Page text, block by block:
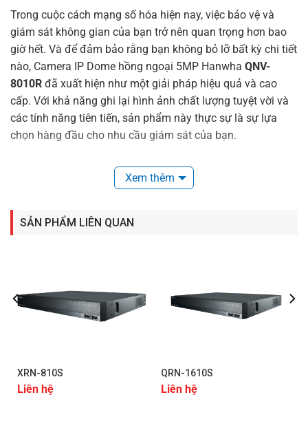
Trong cuộc cách mạng số hóa hiện nay, việc bảo vệ và
giám sát không gian của bạn trở nên quan trọng hơn bao
giờ hết. Và để đảm bảo rằng bạn không bỏ lỡ bất kỳ chi tiết
nào, Camera IP Dome hồng ngoại 5MP Hanwha QNV-
8010R đã xuất hiện như một giải pháp hiệu quả và cao
cấp. Với khả năng ghi lại hình ảnh chất lượng tuyệt vời và
các tính năng tiên tiến, sản phẩm này thực sự là sự lựa
chọn hàng đầu cho nhu cầu giám sát của bạn.
Xem thêm
SẢN PHẨM LIÊN QUAN
XRN-810S
Liên hệ
QRN-1610S
Liên hệ